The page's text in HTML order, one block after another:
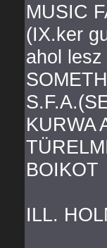
MUSIC
(IX.ker
ahol lesz
KURWA
BOIKOT
ILL.